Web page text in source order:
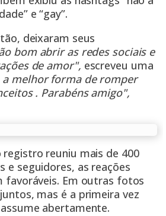
e “gay”.
deixaram seus
bom abrir as redes sociais e
de amor", escreveu uma
a melhor forma de romper
. Parabéns amigo",
reuniu mais de 400
e seguidores, as reações
favoráveis. Em outras fotos
mas é a primeira vez
abertamente.